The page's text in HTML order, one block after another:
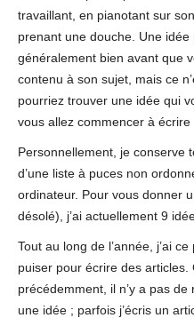
travaillant, en pianotant sur
prenant une douche. Une
généralement bien avant que
contenu à son sujet, mais ce
pourriez trouver une idée qui
vous allez commencer à
Personnellement, je conserve
d’une liste à puces non
ordinateur. Pour vous donner
désolé), j’ai actuellement 9
Tout au long de l’année, j’ai
puiser pour écrire des articles.
précédemment, il n’y a pas
une idée ; parfois j’écris un